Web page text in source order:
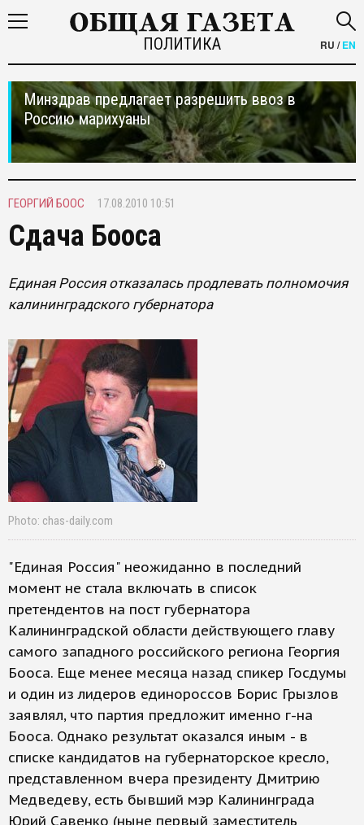
ПОЛИТИКА RU /EN
Минздрав предлагает разрешить ввоз в
Россию марихуаны
ГЕОРГИЙ БООС 17.08.2010 10:51
Сдача Бооса
Единая Россия отказалась продлевать полномочия
калининградского губернатора
Photo: chas-daily.com
"Единая Россия" неожиданно в последний
момент не стала включать в список
претендентов на пост губернатора
Калининградской области действующего главу
самого западного российского региона Георгия
Бооса. Еще менее месяца назад спикер Госдумы
и один из лидеров единороссов Борис Грызлов
заявлял, что партия предложит именно г-на
Бооса. Однако результат оказался иным - в
списке кандидатов на губернаторское кресло,
представленном вчера президенту Дмитрию
Медведеву, есть бывший мэр Калининграда
Юрий Савенко (ныне первый заместитель